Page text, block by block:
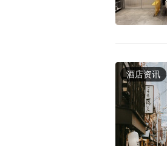
酒店资讯